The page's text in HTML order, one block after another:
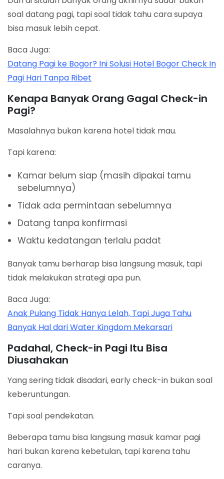
soal datang pagi, tapi soal tidak tahu cara supaya
bisa masuk lebih cepat.
Baca Juga:
Datang Pagi ke Bogor? Ini Solusi Hotel Bogor Check In
Pagi Hari Tanpa Ribet
Kenapa Banyak Orang Gagal Check-in
Pagi?
Masalahnya bukan karena hotel tidak mau.
Tapi karena:
Kamar belum siap (masih dipakai tamu
sebelumnya)
Tidak ada permintaan sebelumnya
Datang tanpa konfirmasi
Waktu kedatangan terlalu padat
Banyak tamu berharap bisa langsung masuk, tapi
tidak melakukan strategi apa pun.
Baca Juga:
Anak Pulang Tidak Hanya Lelah, Tapi Juga Tahu
Banyak Hal dari Water Kingdom Mekarsari
Padahal, Check-in Pagi Itu Bisa
Diusahakan
Yang sering tidak disadari, early check-in bukan soal
keberuntungan.
Tapi soal pendekatan.
Beberapa tamu bisa langsung masuk kamar pagi
hari bukan karena kebetulan, tapi karena tahu
caranya.